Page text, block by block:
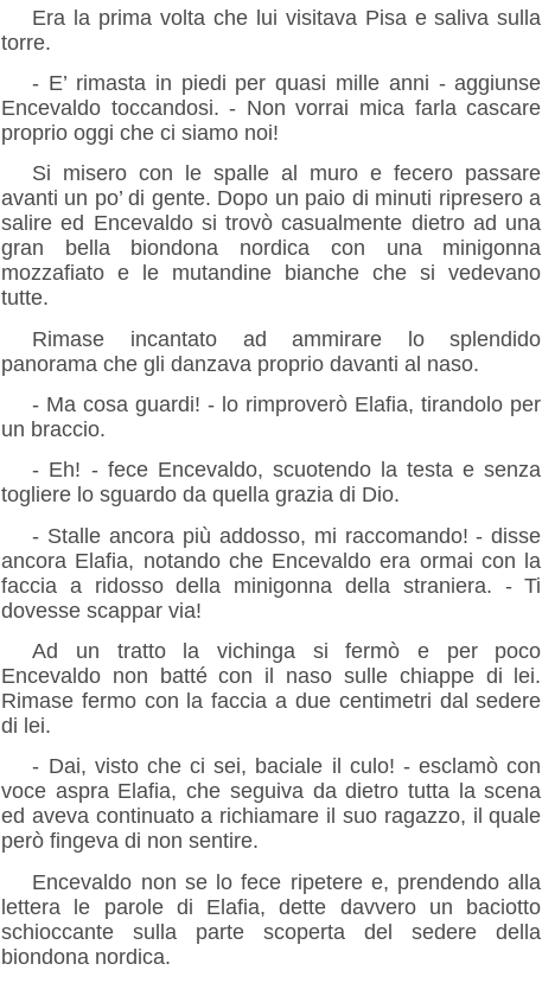
Era la prima volta che lui visitava Pisa e saliva sulla
torre.
- E’ rimasta in piedi per quasi mille anni - aggiunse
Encevaldo toccandosi. - Non vorrai mica farla cascare
proprio oggi che ci siamo noi!
Si misero con le spalle al muro e fecero passare
avanti un po’ di gente. Dopo un paio di minuti ripresero a
salire ed Encevaldo si trovò casualmente dietro ad una
gran bella biondona nordica con una minigonna
mozzafiato e le mutandine bianche che si vedevano
tutte.
Rimase incantato ad ammirare lo splendido
panorama che gli danzava proprio davanti al naso.
- Ma cosa guardi! - lo rimproverò Elafia, tirandolo per
un braccio.
- Eh! - fece Encevaldo, scuotendo la testa e senza
togliere lo sguardo da quella grazia di Dio.
- Stalle ancora più addosso, mi raccomando! - disse
ancora Elafia, notando che Encevaldo era ormai con la
faccia a ridosso della minigonna della straniera. - Ti
dovesse scappar via!
Ad un tratto la vichinga si fermò e per poco
Encevaldo non batté con il naso sulle chiappe di lei.
Rimase fermo con la faccia a due centimetri dal sedere
di lei.
- Dai, visto che ci sei, baciale il culo! - esclamò con
voce aspra Elafia, che seguiva da dietro tutta la scena
ed aveva continuato a richiamare il suo ragazzo, il quale
però fingeva di non sentire.
Encevaldo non se lo fece ripetere e, prendendo alla
lettera le parole di Elafia, dette davvero un baciotto
schioccante sulla parte scoperta del sedere della
biondona nordica.